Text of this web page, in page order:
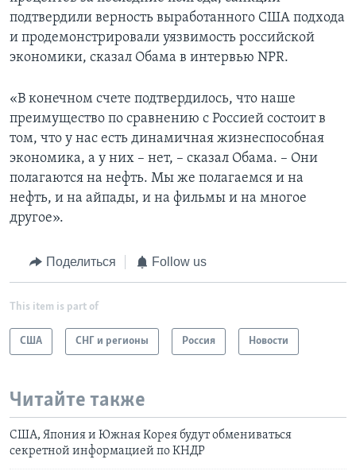
подтвердили верность выработанного США подхода
и продемонстрировали уязвимость российской
экономики, сказал Обама в интервью NPR.
«В конечном счете подтвердилось, что наше
преимущество по сравнению с Россией состоит в
том, что у нас есть динамичная жизнеспособная
экономика, а у них – нет, – сказал Обама. – Они
полагаются на нефть. Мы же полагаемся и на
нефть, и на айпады, и на фильмы и на многое
другое».
Поделиться Follow us
This item is part of
США СНГ и регионы Россия Новости
Читайте также
США, Япония и Южная Корея будут обмениваться
секретной информацией по КНДР